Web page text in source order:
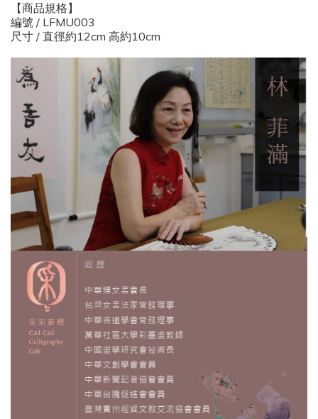
【商品規格】
編號 / LFMU003
尺寸 / 直徑約12cm 高約10cm